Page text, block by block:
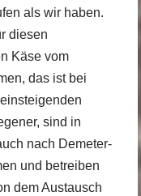
als wir haben.
diesen
Käse vom
das ist bei
sind in
nach Demeter-
und betreiben
dem Austausch